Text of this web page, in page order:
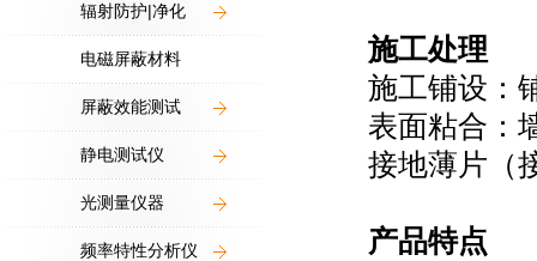
辐射防护|净化
电磁屏蔽材料
屏蔽效能测试
静电测试仪
光测量仪器
频率特性分析仪
施工处理
施工铺设：
表面粘合：
接地薄片（
产品特点